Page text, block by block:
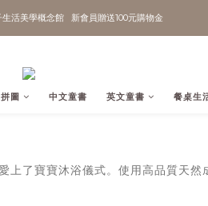
活美學概念館   新會員贈送100元購物金
圖 中文童書 英文童書 餐桌生
寶寶沐浴儀式。使用高品質天然